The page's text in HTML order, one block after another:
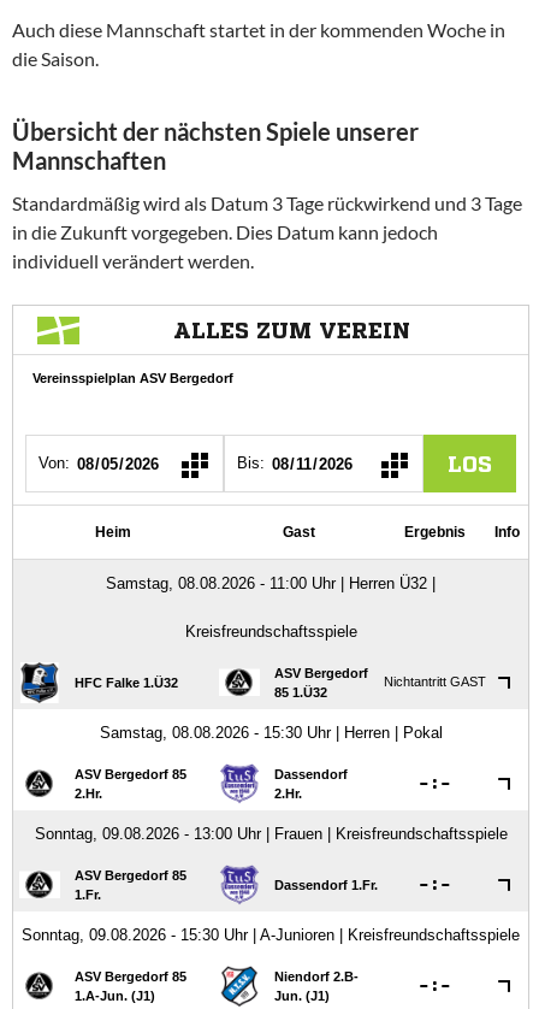
Auch diese Mannschaft startet in der kommenden Woche in
die Saison.
Übersicht der nächsten Spiele unserer
Mannschaften
Standardmäßig wird als Datum 3 Tage rückwirkend und 3 Tage
in die Zukunft vorgegeben. Dies Datum kann jedoch
individuell verändert werden.